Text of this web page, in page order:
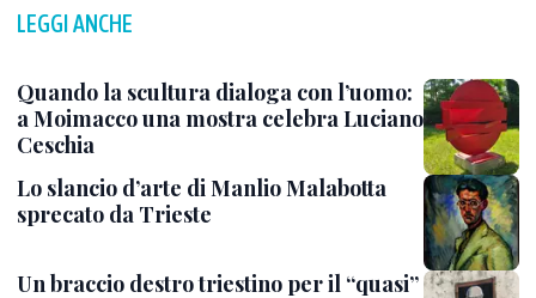
LEGGI ANCHE
Quando la scultura dialoga con l’uomo:
a Moimacco una mostra celebra Luciano
Ceschia
Lo slancio d’arte di Manlio Malabotta
sprecato da Trieste
Un braccio destro triestino per il “quasi”